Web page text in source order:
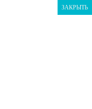
ЗАКРЫТЬ